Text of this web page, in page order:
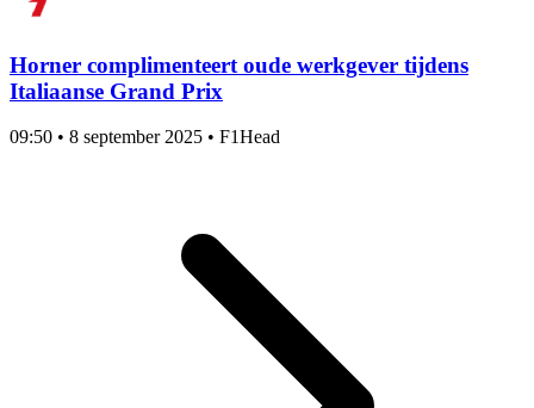
Horner complimenteert oude werkgever tijdens
Italiaanse Grand Prix
09:50 • 8 september 2025 • F1Head